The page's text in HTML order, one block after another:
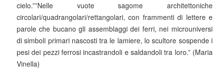
cielo.””Nelle vuote sagome architettoniche
circolari/quadrangolari/rettangolari, con frammenti di lettere e
parole che bucano gli assemblaggi dei ferri, nei microuniversi
di simboli primari nascosti tra le lamiere, lo scultore sospende i
pesi dei pezzi ferrosi incastrandoli e saldandoli tra loro.” (Maria
Vinella)